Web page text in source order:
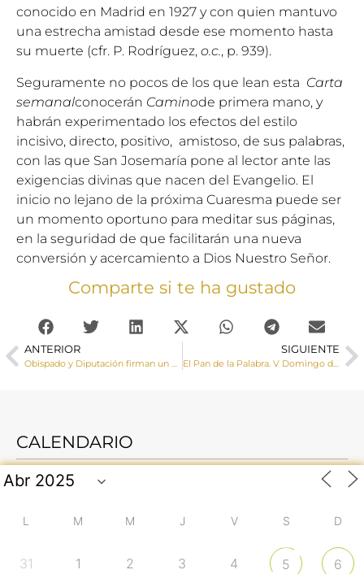
conocido en Madrid en 1927 y con quien mantuvo
una estrecha amistad desde ese momento hasta
su muerte (cfr. P. Rodríguez, o.c., p. 939).
Seguramente no pocos de los que lean esta Carta
semanalconocerán Caminode primera mano, y
habrán experimentado los efectos del estilo
incisivo, directo, positivo, amistoso, de sus palabras,
con las que San Josemaría pone al lector ante las
exigencias divinas que nacen del Evangelio. El
inicio no lejano de la próxima Cuaresma puede ser
un momento oportuno para meditar sus páginas,
en la seguridad de que facilitarán una nueva
conversión y acercamiento a Dios Nuestro Señor.
Comparte si te ha gustado
ANTERIOR
Obispado y Diputación firman un nuevo convenio de colaboración para la restauración del patrimonio de la Diócesis
SIGUIENTE
El Pan de la Palabra. V Domingo del Tiempo Ordinario
CALENDARIO
L M M J V S D
31 1 2 3 4 5 6